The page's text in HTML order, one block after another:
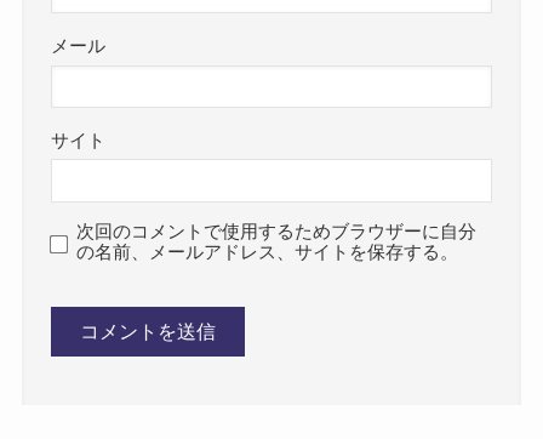
メール
サイト
次回のコメントで使用するためブラウザーに自分
の名前、メールアドレス、サイトを保存する。